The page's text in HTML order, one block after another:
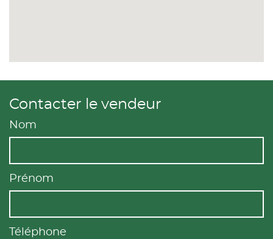
Contacter le vendeur
Nom
Prénom
Téléphone